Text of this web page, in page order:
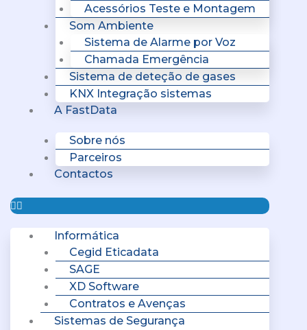
Acessórios Teste e Montagem
Som Ambiente
Sistema de Alarme por Voz
Chamada Emergência
Sistema de deteção de gases
KNX Integração sistemas
A FastData
Sobre nós
Parceiros
Contactos
Informática
Cegid Eticadata
SAGE
XD Software
Contratos e Avenças
Sistemas de Segurança